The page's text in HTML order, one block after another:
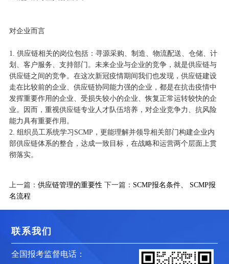
对企业而言
1. 供应链相关的岗位包括：寻源采购、制造、物流配送、仓储、计
划、客户服务、支持部门。未来企业与企业的竞争，就是供应链与
供应链之间的竞争。在这次新冠疫情期间我们也发现，供应链建设
走在比较前的企业、供应链协同能力强的企业，都是在抗击疫情中
发挥重要作用的企业、受损失较小的企业、恢复正常运转较快的企
业。因而，重视供应链专业人才队伍培养，对企业竞争力、抗风险
能力具有重要作用。
2. 组织员工系统学习SCMP，更能理解并领导相关部门构建企业内
部供应链体系的整合，达成一致目标，在战略和运营两个层面上贯
彻落实。
上一篇： 供应链管理的重要性 下一篇： SCMP报名条件、 SCMP报
名流程
联系我们
全国报考监督电话：